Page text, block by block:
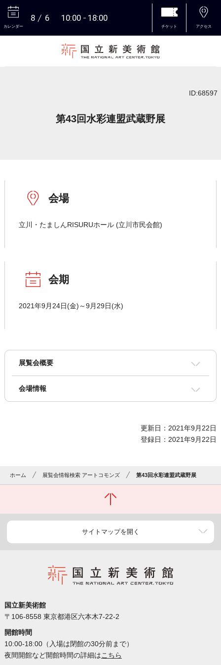
カレンダー
8 6 10:00 18:00
チケット アクセス
ID:68597
第43回水彩連盟武蔵野展
会場
立川・たましんRISURUホール (立川市民会館)
会期
2021年9月24日(金)～9月29日(水)
展覧会概要
会場情報
更新日：2021年9月22日
登録日：2021年9月22日
ホーム 展覧会情報検索 アートコモンズ 第43回水彩連盟武蔵野展
サイトマップを開く
国立新美術館
〒106-8558 東京都港区六本木7-22-2
開館時間
10:00-18:00（入場は閉館の30分前まで）
夜間開館など開館時間の詳細はこちら